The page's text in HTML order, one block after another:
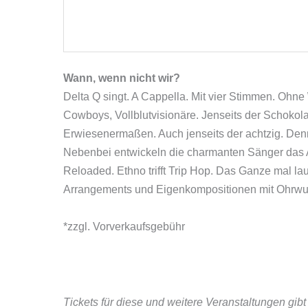
Wann, wenn nicht wir?
Delta Q singt. A Cappella. Mit vier Stimmen.
Cowboys, Vollblutvisionäre. Jenseits der
Erwiesenermaßen. Auch jenseits der achtzig.
Nebenbei entwickeln die charmanten Sänger
Reloaded. Ethno trifft Trip Hop. Das Ganze mal
Arrangements und Eigenkompositionen mit
*zzgl. Vorverkaufsgebühr
Tickets für diese und weitere Veranstaltungen